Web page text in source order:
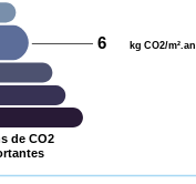
de CO2
6 kg CO2/m².an